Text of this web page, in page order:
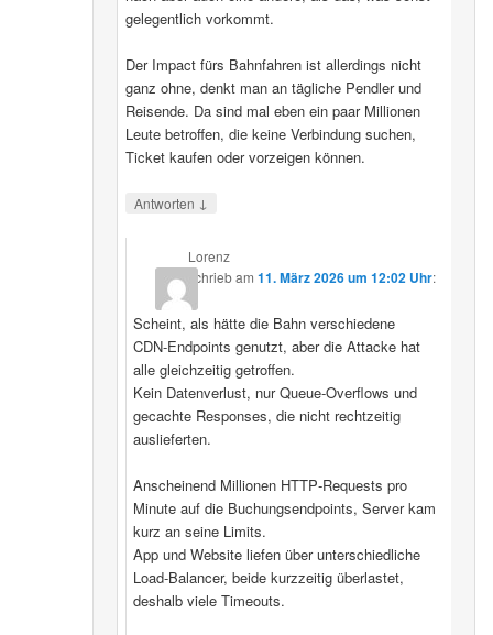
gelegentlich vorkommt.
Der Impact fürs Bahnfahren ist allerdings nicht
ganz ohne, denkt man an tägliche Pendler und
Reisende. Da sind mal eben ein paar Millionen
Leute betroffen, die keine Verbindung suchen,
Ticket kaufen oder vorzeigen können.
Antworten ↓
Lorenz
schriebam11. März 2026 um 12:02 Uhr:
Scheint, als hätte die Bahn verschiedene
CDN‑Endpoints genutzt, aber die Attacke hat
alle gleichzeitig getroffen.
Kein Datenverlust, nur Queue‑Overflows und
gecachte Responses, die nicht rechtzeitig
auslieferten.
Anscheinend Millionen HTTP‑Requests pro
Minute auf die Buchungsendpoints, Server kam
kurz an seine Limits.
App und Website liefen über unterschiedliche
Load‑Balancer, beide kurzzeitig überlastet,
deshalb viele Timeouts.